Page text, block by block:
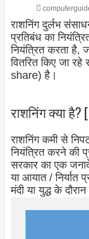
राशनिंग दुर्लभ
प्रतिबंध का
नियंत्रित करता है,
वितरित किए जा
share) है।
राशनिंग क्या है?
राशनिंग कमी से
नियंत्रित करने की
सरकार का एक
या आयात / निर्यात
मंदी या युद्ध के